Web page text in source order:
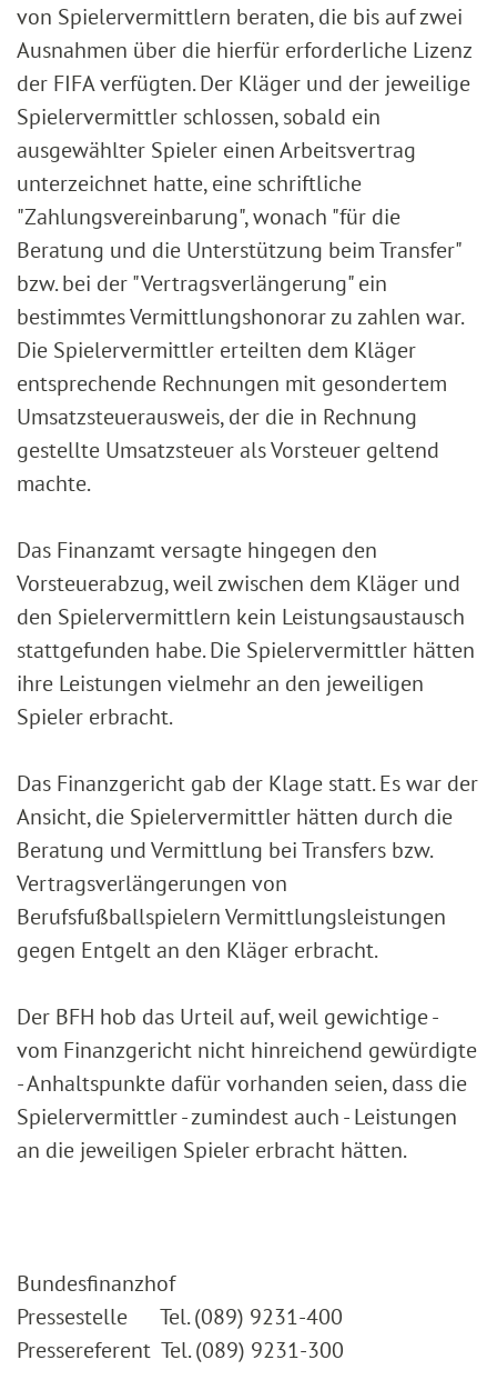
von Spielervermittlern beraten, die bis auf zwei
Ausnahmen über die hierfür erforderliche Lizenz
der FIFA verfügten. Der Kläger und der jeweilige
Spielervermittler schlossen, sobald ein
ausgewählter Spieler einen Arbeitsvertrag
unterzeichnet hatte, eine schriftliche
"Zahlungsvereinbarung", wonach "für die
Beratung und die Unterstützung beim Transfer"
bzw. bei der "Vertragsverlängerung" ein
bestimmtes Vermittlungshonorar zu zahlen war.
Die Spielervermittler erteilten dem Kläger
entsprechende Rechnungen mit gesondertem
Umsatzsteuerausweis, der die in Rechnung
gestellte Umsatzsteuer als Vorsteuer geltend
machte.
Das Finanzamt versagte hingegen den
Vorsteuerabzug, weil zwischen dem Kläger und
den Spielervermittlern kein Leistungsaustausch
stattgefunden habe. Die Spielervermittler hätten
ihre Leistungen vielmehr an den jeweiligen
Spieler erbracht.
Das Finanzgericht gab der Klage statt. Es war der
Ansicht, die Spielervermittler hätten durch die
Beratung und Vermittlung bei Transfers bzw.
Vertragsverlängerungen von
Berufsfußballspielern Vermittlungsleistungen
gegen Entgelt an den Kläger erbracht.
Der BFH hob das Urteil auf, weil gewichtige -
vom Finanzgericht nicht hinreichend gewürdigte
- Anhaltspunkte dafür vorhanden seien, dass die
Spielervermittler - zumindest auch - Leistungen
an die jeweiligen Spieler erbracht hätten.
Bundesfinanzhof
Pressestelle Tel. (089) 9231-400
Pressereferent Tel. (089) 9231-300